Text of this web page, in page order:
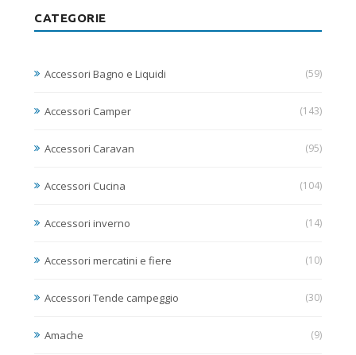
CATEGORIE
Accessori Bagno e Liquidi (59)
Accessori Camper (143)
Accessori Caravan (95)
Accessori Cucina (104)
Accessori inverno (14)
Accessori mercatini e fiere (10)
Accessori Tende campeggio (30)
Amache (9)